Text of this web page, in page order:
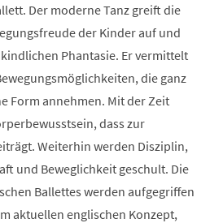
Der moderne Tanz greift die
der Kinder auf und
Phantasie. Er vermittelt
die ganz
Form annehmen. Mit der Zeit
dass zur
Weiterhin werden Disziplin,
und Beweglichkeit geschult. Die
Ballettes werden aufgegriffen
aktuellen englischen Konzept,